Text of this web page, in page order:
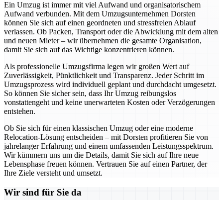
Ein Umzug ist immer mit viel Aufwand und organisatorischem
Aufwand verbunden. Mit dem Umzugsunternehmen Dorsten
können Sie sich auf einen geordneten und stressfreien Ablauf
verlassen. Ob Packen, Transport oder die Abwicklung mit dem alten
und neuen Mieter – wir übernehmen die gesamte Organisation,
damit Sie sich auf das Wichtige konzentrieren können.
Als professionelle Umzugsfirma legen wir großen Wert auf
Zuverlässigkeit, Pünktlichkeit und Transparenz. Jeder Schritt im
Umzugsprozess wird individuell geplant und durchdacht umgesetzt.
So können Sie sicher sein, dass Ihr Umzug reibungslos
vonstattengeht und keine unerwarteten Kosten oder Verzögerungen
entstehen.
Ob Sie sich für einen klassischen Umzug oder eine moderne
Relocation-Lösung entscheiden – mit Dorsten profitieren Sie von
jahrelanger Erfahrung und einem umfassenden Leistungsspektrum.
Wir kümmern uns um die Details, damit Sie sich auf Ihre neue
Lebensphase freuen können. Vertrauen Sie auf einen Partner, der
Ihre Ziele versteht und umsetzt.
Wir sind für Sie da